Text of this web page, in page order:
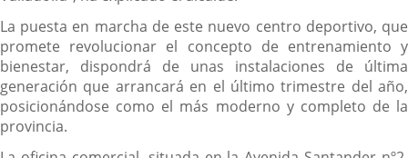
La puesta en marcha de este nuevo centro deportivo, que
promete revolucionar el concepto de entrenamiento y
bienestar, dispondrá de unas instalaciones de última
generación que arrancará en el último trimestre del año,
posicionándose como el más moderno y completo de la
provincia.